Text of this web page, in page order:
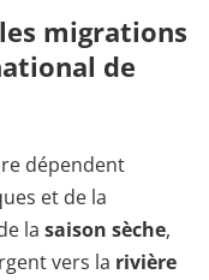
migrations
de
dépendent
et de la
la saison sèche,
vers la rivière